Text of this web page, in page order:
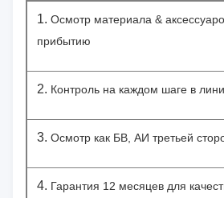
1. Осмотр материала &
прибытию
2. Контроль на каждом шаге в
3. Осмотр как БВ, АИ третьей
4. Гарантия 12 месяцев для